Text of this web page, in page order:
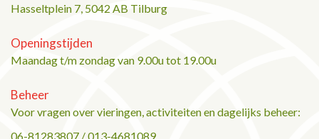
Hasseltplein 7, 5042 AB Tilburg
Openingstijden
Maandag t/m zondag van 9.00u tot 19.00u
Beheer
Voor vragen over vieringen, activiteiten en dagelijks beheer:
06-81283807 / 013-4681089